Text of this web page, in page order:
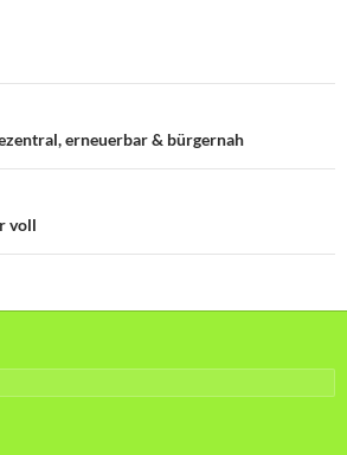
erneuerbar & bürgernah
voll